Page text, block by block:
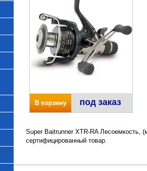
В корзину под заказ
Super Baitrunner XTR-RA Лесоемкость,
сертифицированный товар.